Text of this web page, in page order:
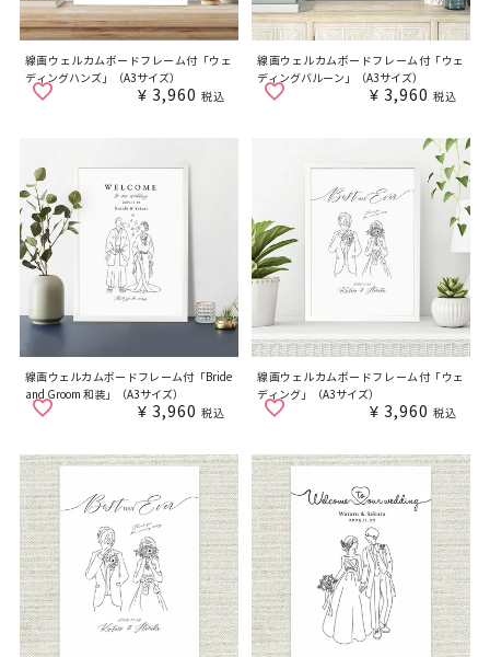
線画ウェルカムボードフレーム付「ウェ
ディングハンズ」（A3サイズ）
¥ 3,960 税込
線画ウェルカムボードフレーム付「ウェ
ディングバルーン」（A3サイズ）
¥ 3,960 税込
線画ウェルカムボードフレーム付「Bride
and Groom 和装」（A3サイズ）
¥ 3,960 税込
線画ウェルカムボードフレーム付「ウェ
ディング」（A3サイズ）
¥ 3,960 税込